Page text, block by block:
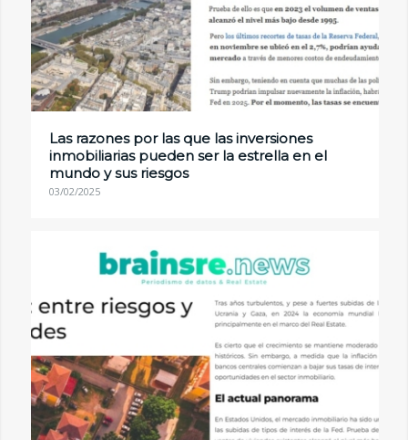
Las razones por las que las inversiones
inmobiliarias pueden ser la estrella en el
mundo y sus riesgos
03/02/2025